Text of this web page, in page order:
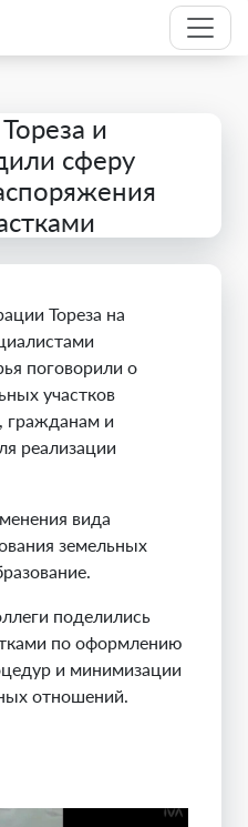
и
сферу
Тореза на
поговорили о
участков
гражданам и
реализации
вида
земельных
поделились
по оформлению
и минимизации
отношений.